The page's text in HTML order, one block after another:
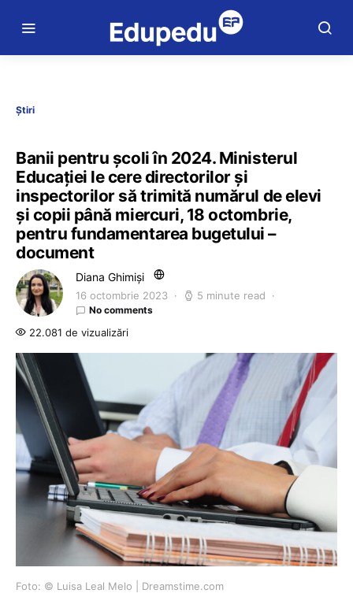
Știri
Banii pentru școli în 2024. Ministerul
Educației le cere directorilor și
inspectorilor să trimită numărul de elevi
și copii până miercuri, 18 octombrie,
pentru fundamentarea bugetului –
document
Diana Ghimiși
16 octombrie 2023 5 minute read
No comments
22.081 de vizualizări
Foto: © Luisa Leal Melo | Dreamstime.com